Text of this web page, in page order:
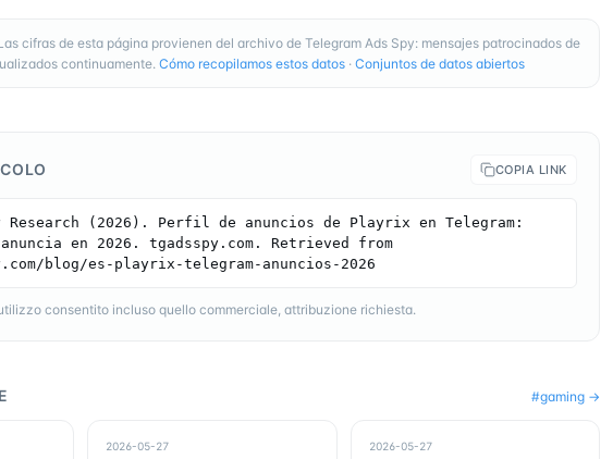
cifras de esta página provienen del archivo de Telegram Ads Spy: mensajes patrocinados de
continuamente. Cómo recopilamos estos datos · Conjuntos de datos abiertos
COPIA LINK
Research (2026). Perfil de anuncios de Playrix en Telegram:
en 2026. tgadsspy.com. Retrieved from
blog/es-playrix-telegram-anuncios-2026
consentito incluso quello commerciale, attribuzione richiesta.
#gaming →
2026-05-27 2026-05-27